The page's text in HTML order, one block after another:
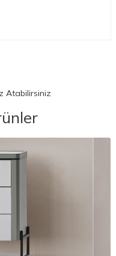
Atabilirsiniz